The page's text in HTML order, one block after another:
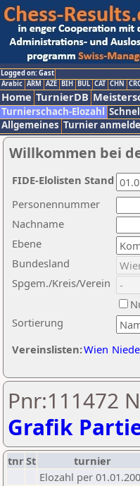
Logged on: Gast
Arabic ARM AZE BIH BUL CAT CHN
Home TurnierDB
Turnierschach-Elozahl
Allgemeines Turnier
Willkommen bei
Nachname
Ebene
Sortierung
Personennummer
Bundesland
Spgem./Kreis/Verein
Vereinslisten:Wien
FIDE-Elolisten Stand
Pnr:111472
Grafik
tnrSt turnier
Elozahl per